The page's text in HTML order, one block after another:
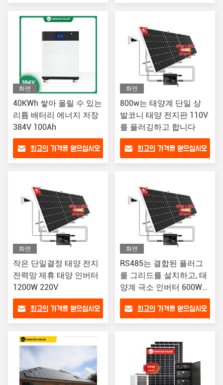
화면
40KWh 쌓아 올릴 수 있는
리튬 배터리 에너지 저장
384V 100Ah
최고의 가격을 얻으십시오
화면
800w는 태양계 단일 상
발코니 태양 전지판 110V
를 플러깅하고 합니다
최고의 가격을 얻으십시오
화면
작은 단일결정 태양 전지
전력망 제휴 태양 인버터
1200W 220V
최고의 가격을 얻으십시오
화면
RS485는 결합된 플러그
를 그리드를 설치하고, 태
양계 극소 인버터 600W
ODM을 합니다
최고의 가격을 얻으십시오